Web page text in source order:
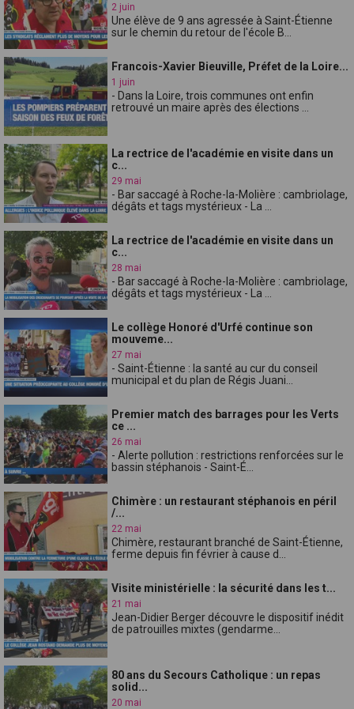
2 juin
Une élève de 9 ans agressée à Saint-Étienne
sur le chemin du retour de l'école B...
Francois-Xavier Bieuville, Préfet de la Loire...
1 juin
- Dans la Loire, trois communes ont enfin
retrouvé un maire après des élections ...
La rectrice de l'académie en visite dans un
c...
29 mai
- Bar saccagé à Roche-la-Molière : cambriolage,
dégâts et tags mystérieux - La ...
La rectrice de l'académie en visite dans un
c...
28 mai
- Bar saccagé à Roche-la-Molière : cambriolage,
dégâts et tags mystérieux - La ...
Le collège Honoré d'Urfé continue son
mouveme...
27 mai
- Saint-Étienne : la santé au cur du conseil
municipal et du plan de Régis Juani...
Premier match des barrages pour les Verts
ce ...
26 mai
- Alerte pollution : restrictions renforcées sur le
bassin stéphanois - Saint-É...
Chimère : un restaurant stéphanois en péril
/...
22 mai
Chimère, restaurant branché de Saint-Étienne,
ferme depuis fin février à cause d...
Visite ministérielle : la sécurité dans les t...
21 mai
Jean-Didier Berger découvre le dispositif inédit
de patrouilles mixtes (gendarme...
80 ans du Secours Catholique : un repas
solid...
20 mai